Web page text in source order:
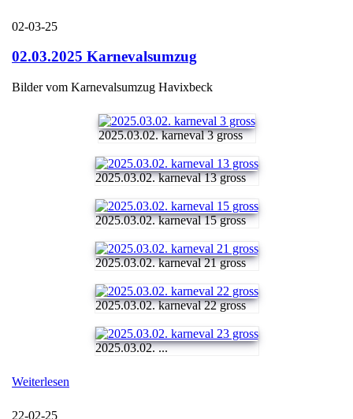
02-03-25
02.03.2025 Karnevalsumzug
Bilder vom Karnevalsumzug Havixbeck
2025.03.02. karneval 3 gross
2025.03.02. karneval 13 gross
2025.03.02. karneval 15 gross
2025.03.02. karneval 21 gross
2025.03.02. karneval 22 gross
2025.03.02. ...
Weiterlesen
22-02-25